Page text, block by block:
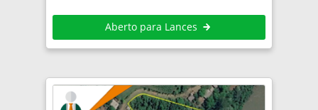
Aberto para Lances